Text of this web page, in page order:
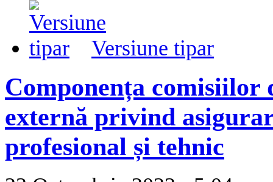
Versiune tipar
Componența
externă privind
profesional și tehnic